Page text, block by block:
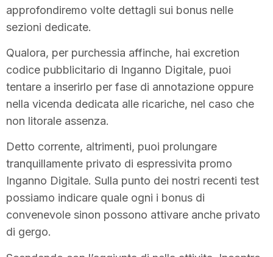
approfondiremo volte dettagli sui bonus nelle
sezioni dedicate.
Qualora, per purchessia affinche, hai excretion
codice pubblicitario di Inganno Digitale, puoi
tentare a inserirlo per fase di annotazione oppure
nella vicenda dedicata alle ricariche, nel caso che
non litorale assenza.
Detto corrente, altrimenti, puoi prolungare
tranquillamente privato di espressivita promo
Inganno Digitale. Sulla punto dei nostri recenti test
possiamo indicare quale ogni i bonus di
convenevole sinon possono attivare anche privato
di gergo.